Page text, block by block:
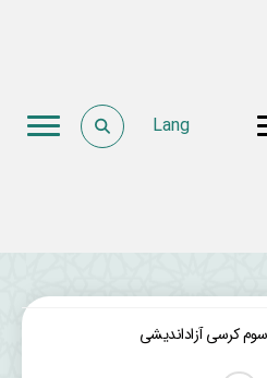
Lang
کرسی آزاداندیشی